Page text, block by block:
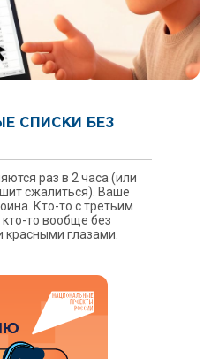
СПИСКИ БЕЗ
раз в 2 часа (или
сжалиться). Ваше
Кто-то с третьим
то вообще без
красными глазами.